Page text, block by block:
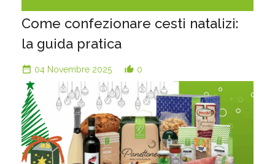
Come confezionare cesti natalizi:
la guida pratica
date_range 04 Novembre 2025 thumb_up_alt 0